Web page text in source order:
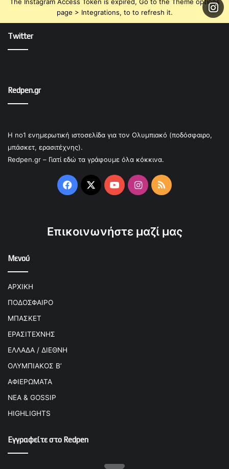
page > Integrations, to to refresh it.
Twitter
Redpen.gr
Η no1 ενημερωτική ιστοσελίδα για τον Ολυμπιακό (ποδόσφαιρο,
μπάσκετ, ερασιτέχνης).
Redpen.gr – Γιατί εδώ τα γράφουμε όλα κόκκινα.
Facebook
X YouTubeInstagram
RSS
Επικοινωνήστε μαζί μας
Μενού
ΑΡΧΙΚΗ
ΠΟΔΟΣΦΑΙΡΟ
ΜΠΑΣΚΕΤ
ΕΡΑΣΙΤΕΧΝΗΣ
ΕΛΛΑΔΑ / ΔΙΕΘΝΗ
ΟΛΥΜΠΙΑΚΟΣ Β’
ΑΦΙΕΡΩΜΑΤΑ
ΝΕΑ & GOSSIP
HIGHLIGHTS
Εγγραφείτε στο Redpen